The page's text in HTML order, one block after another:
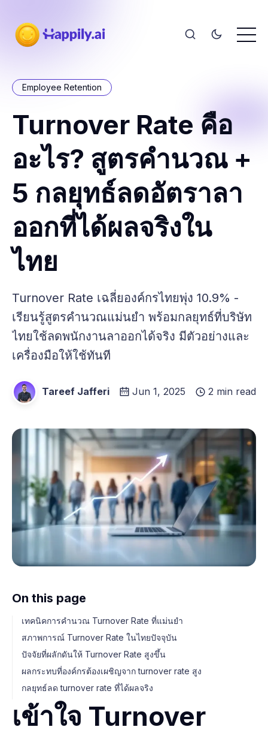
Employee Retention
Turnover Rate คือ
อะไร? สูตรคำนวณ +
5 กลยุทธ์ลดอัตราลา
ออกที่ได้ผลจริงใน
ไทย
Turnover Rate เฉลี่ยองค์กรไทยพุ่ง 10.9% -
เรียนรู้สูตรคำนวณแม่นยำ พร้อมกลยุทธ์ที่บริษัท
ไทยใช้ลดพนักงานลาออกได้จริง มีตัวอย่างและ
เครื่องมือให้ใช้ทันที
Tareef Jafferi Jun 1, 2025 2 min read
On this page
เทคนิคการคำนวณ Turnover Rate ที่แม่นยำ
สภาพการณ์ Turnover Rate ในไทยปัจจุบัน
ปัจจัยที่ผลักดันให้ Turnover Rate สูงขึ้น
ผลกระทบที่องค์กรต้องเผชิญจาก turnover rate สูง
กลยุทธ์ลด turnover rate ที่ได้ผลจริง
เข้าใจ Turnover